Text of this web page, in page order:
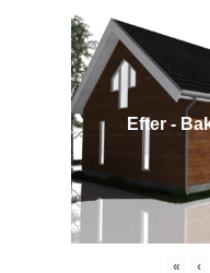
Efter -
« ‹